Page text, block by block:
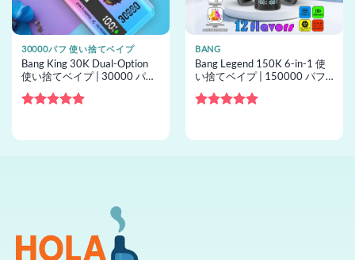
30000パフ 使い捨てベイプ
Bang King 30K Dual-Option
使い捨てベイプ | 30000 パフ,
卸売
BANG
Bang Legend 150K 6-in-1 使
い捨てベイプ | 150000 パフ,
卸売